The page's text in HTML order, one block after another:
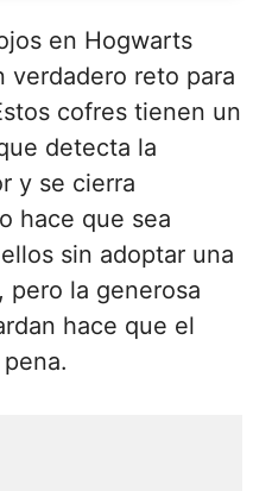
en Hogwarts
verdadero reto para
cofres tienen un
detecta la
y se cierra
hace que sea
sin adoptar una
pero la generosa
hace que el